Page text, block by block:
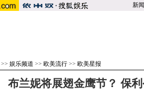
新闻
>> 娱乐频道 >> 欧美流行 >> 欧美星报
布兰妮将展翅金鹰节？ 保